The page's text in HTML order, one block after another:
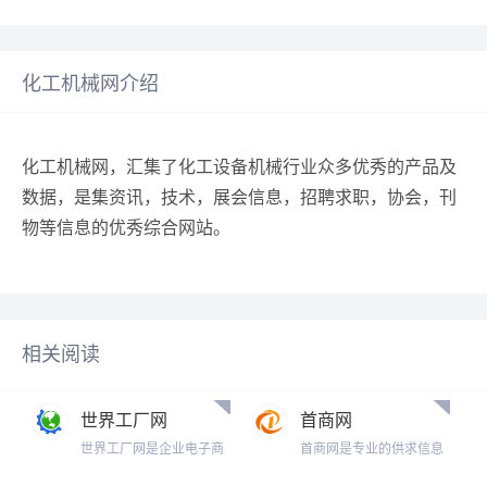
化工机械网介绍
化工机械网，汇集了化工设备机械行业众多优秀的产品及
数据，是集资讯，技术，展会信息，招聘求职，协会，刊
物等信息的优秀综合网站。
相关阅读
世界工厂网
世界工厂网是企业电子商
首商网
首商网是专业的供求信息